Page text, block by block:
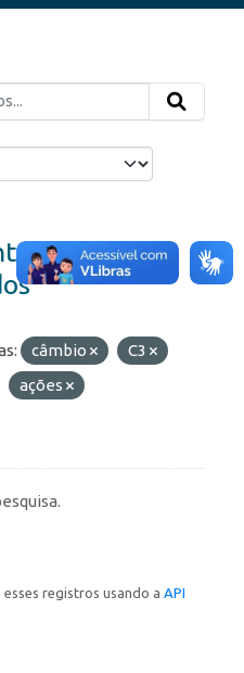
câmbio
C3
ações
registros usando a API